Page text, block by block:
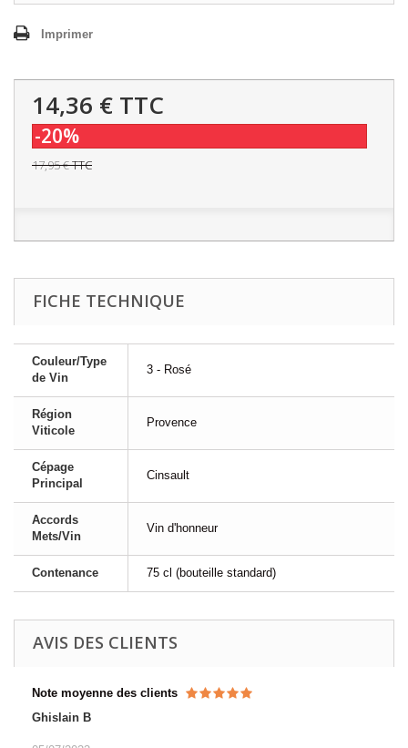
Imprimer
14,36 € TTC
-20%
17,95 €TTC
FICHE TECHNIQUE
Couleur/Type
de Vin
3 - Rosé
Région
Viticole
Provence
Cépage
Principal
Cinsault
Accords
Mets/Vin
Vin d'honneur
Contenance 75 cl (bouteille standard)
AVIS DES CLIENTS
Note moyenne des clients
Ghislain B